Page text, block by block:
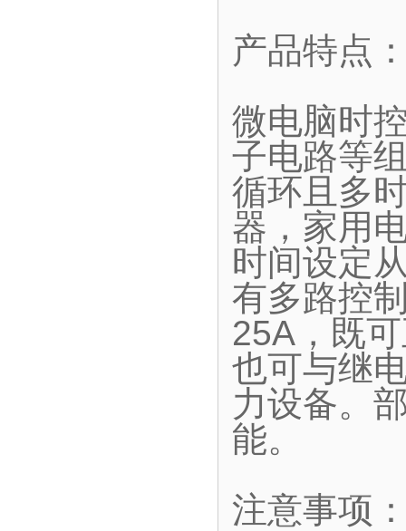
产品特点
微电脑时
子电路等
循环且多
器，家用
时间设定
有多路控
25A，既
也可与继
力设备。
能。
注意事项